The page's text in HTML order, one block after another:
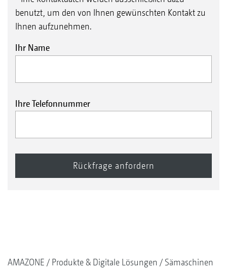
benutzt, um den von Ihnen gewünschten Kontakt zu
Ihnen aufzunehmen.
Ihr Name
Ihre Telefonnummer
AMAZONE Produkte & Digitale Lösungen
Sämaschinen